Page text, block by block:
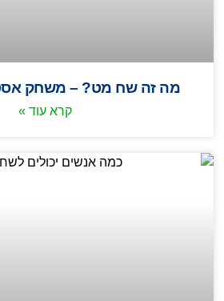
מה זה שח מט? – משחק
קרא עוד »